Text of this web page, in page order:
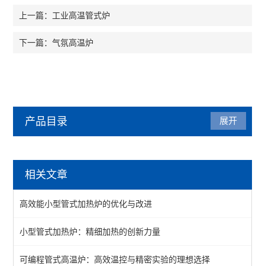
上一篇： 工业高温管式炉
下一篇：气氛高温炉
产品目录
管式气氛炉
1200℃管式炉
1400℃管式炉
1700℃管式炉
展开
相关文章
高效能小型管式加热炉的优化与改进
小型管式加热炉：精细加热的创新力量
可编程管式高温炉：高效温控与精密实验的理想选择